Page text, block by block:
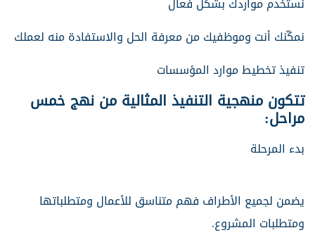
نمكّنك أنت وموظفيك من معرفة الحل والاستفادة منه لعملك
تنفيذ تخطيط موارد المؤسسات
تتكون منهجية التنفيذ المثالية من نهج خمس
مراحل:
بدء المرحلة
يضمن لجميع الأطراف فهم متناسق للأعمال ومتطلباتها
ومتطلبات المشروع.